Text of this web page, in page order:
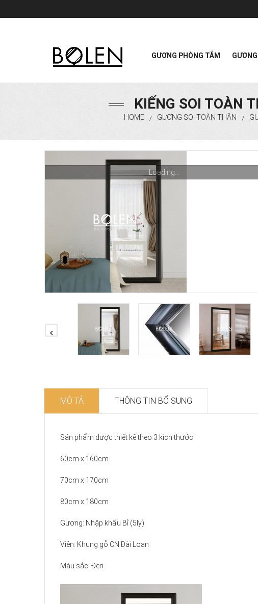
GƯƠNG PHÒNG TẮM
KIẾNG SOI TOÀN
HOME / GƯƠNG SOI TOÀN THÂN /
Loading...
MÔ TẢ THÔNG TIN BỔ SUNG
Sản phẩm được thiết kế theo 3 kích thước:
60cm x 160cm
70cm x 170cm
80cm x 180cm
Gương: Nhập khẩu Bỉ (5ly)
Viền: Khung gỗ CN Đài Loan
Màu sắc: Đen